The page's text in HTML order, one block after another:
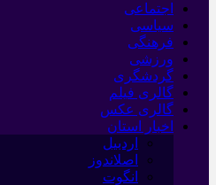
اجتماعی
سیاسی
فرهنگی
ورزشی
گردشگری
گالری فیلم
گالری عکس
اخبار استان
اردبیل
اصلاندوز
انگوت